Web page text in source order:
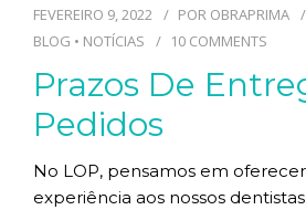
FEVEREIRO 9, 2022 POR OBRAPRIMA
BLOG • NOTÍCIAS 10 COMMENTS
Prazos De
Pedidos
No LOP, pensamos em
experiência aos nossos